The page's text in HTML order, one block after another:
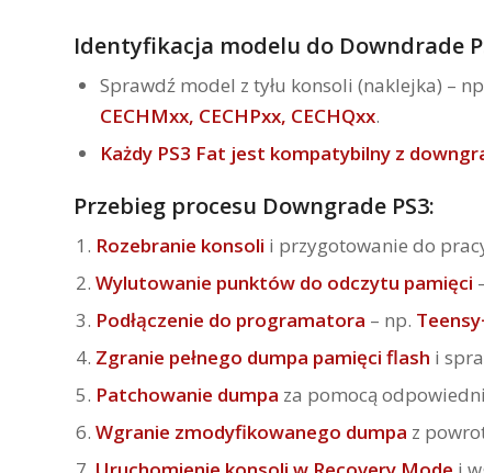
Identyfikacja modelu do Downdrade
Sprawdź model z tyłu konsoli (naklejka) –
CECHMxx, CECHPxx, CECHQxx.
Każdy PS3 Fat jest kompatybilny z
Przebieg procesu Downgrade PS3:
Rozebranie konsoli i przygotowanie do
Wylutowanie punktów do odczytu pamięci
Podłączenie do programatora – np.
Zgranie pełnego dumpa pamięci flash i
Patchowanie dumpa za pomocą
Wgranie zmodyfikowanego dumpa z